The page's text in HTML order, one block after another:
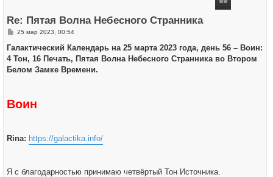
Re: Пятая Волна Небесного Странника
С
о
щ
е
25 мар 2023, 00:54
Галактический Календарь на 25 марта 2023 года, день 56 – Воин:
4 Тон, 16 Печать, Пятая Волна Небесного Странника во Втором
Белом Замке Времени.
Воин
Rina: https://galactika.info/
Я с благодарностью принимаю четвёртый Тон Источника.